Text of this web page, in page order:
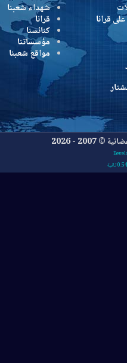
شهداء شعبنا
قرانا
كنائسنا
مؤسساتنا
مواقع شعبنا
2026